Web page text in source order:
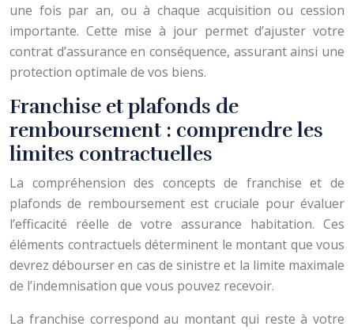
une fois par an, ou à chaque acquisition ou cession
importante. Cette mise à jour permet d’ajuster votre
contrat d’assurance en conséquence, assurant ainsi une
protection optimale de vos biens.
Franchise et plafonds de
remboursement : comprendre les
limites contractuelles
La compréhension des concepts de franchise et de
plafonds de remboursement est cruciale pour évaluer
l’efficacité réelle de votre assurance habitation. Ces
éléments contractuels déterminent le montant que vous
devrez débourser en cas de sinistre et la limite maximale
de l’indemnisation que vous pouvez recevoir.
La franchise correspond au montant qui reste à votre